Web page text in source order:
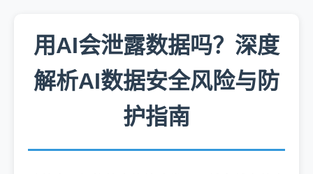
用AI会泄露数据吗？深度
解析AI数据安全风险与防
护指南